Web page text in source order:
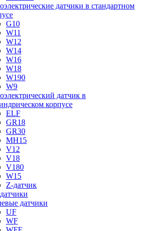
датчики в стандартном
G10
W11
W12
W14
W16
W18
W190
W9
датчик в
корпусе
ELF
GR18
GR30
MH15
V12
V18
V180
W15
Z-датчик
датчики
UF
WF